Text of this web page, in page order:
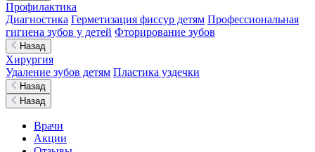
Профилактика
Диагностика Герметизация фиссур детям Профессиональная
гигиена зубов у детей Фторирование зубов
Назад
Хирургия
Удаление зубов детям Пластика уздечки
Назад
Назад
Врачи
Акции